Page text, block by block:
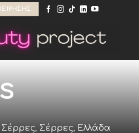
Σέρρες, Σέρρες, Ελλάδα